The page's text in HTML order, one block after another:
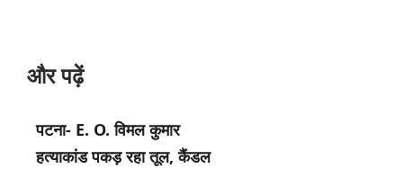
और पढ़ें
पटना- E. O. विमल कुमार
हत्याकांड पकड़ रहा तूल, कैंडल